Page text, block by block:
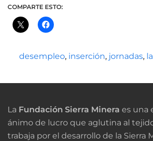
COMPARTE ESTO:
desempleo, inserción, jornadas,
La Fundación Sierra Minera es una
ánimo de lucro que aglutina al
trabaja por el desarrollo de la Sierra